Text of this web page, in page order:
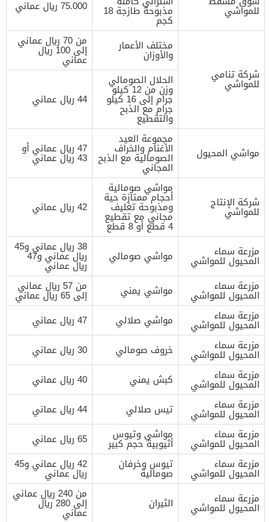
للمواشي مذبوحة طازجة 18
كجم
75.000 ريال عماني
شركة تنامي
للمواشي
مختلف الأعمار
والأوزان
من 70 ريال عماني
إلى 100 ريال
عماني
الحلال الصومالي
وزن من 12 كيلو
جرام إلى 16 كيلو
جرام مع الذبح
والتقطيع
44 ريال عماني
مواشي المحيول
مجموعة العيد
الأغنام والخراف
الصومالية مع الذبح
المجاني
47 ريال عماني أو
43 ريال عماني
شركة الإنتاج
للمواشي
مواشي صومالية
أحجام ممتازة حية
ومذبوحة تغليف
مجاني مع تقطيع
4 قطع أو 8 قطع
42 ريال عماني
مزرعة سماء
المحيول للمواشي مواشي صومالي
38 ريال عماني و45
ريال عماني و47
ريال عماني
مزرعة سماء
المحيول للمواشي مواشي يمني من 57 ريال عماني
إلى 65 ريال عماني
مزرعة سماء
المحيول للمواشي مواشي صلالي
47 ريال عماني
مزرعة سماء
المحيول للمواشي خروف صومالي
30 ريال عماني
مزرعة سماء
المحيول للمواشي كبش يمني
40 ريال عماني
مزرعة سماء
المحيول للمواشي تيس صلالي
44 ريال عماني
مزرعة سماء
المحيول للمواشي
مواشي وتيوس
أثيوبية حجم كبير
65 ريال عماني
مزرعة سماء
المحيول للمواشي
تيوس وخرفان
صومالية
42 ريال عماني و45
ريال عماني
مزرعة سماء
المحيول للمواشي الثيران
من 240 ريال عماني
إلى 280 ريال
عماني